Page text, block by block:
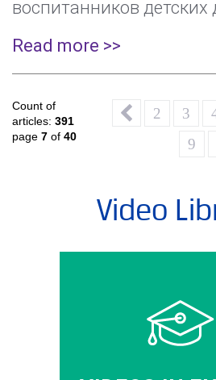
воспитанников детских
Read more >>
Count of
articles: 391
page 7 of 40
2 3
9
Video